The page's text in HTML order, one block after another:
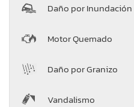
Daño por Inundación
Motor Quemado
Daño por Granizo
Vandalismo